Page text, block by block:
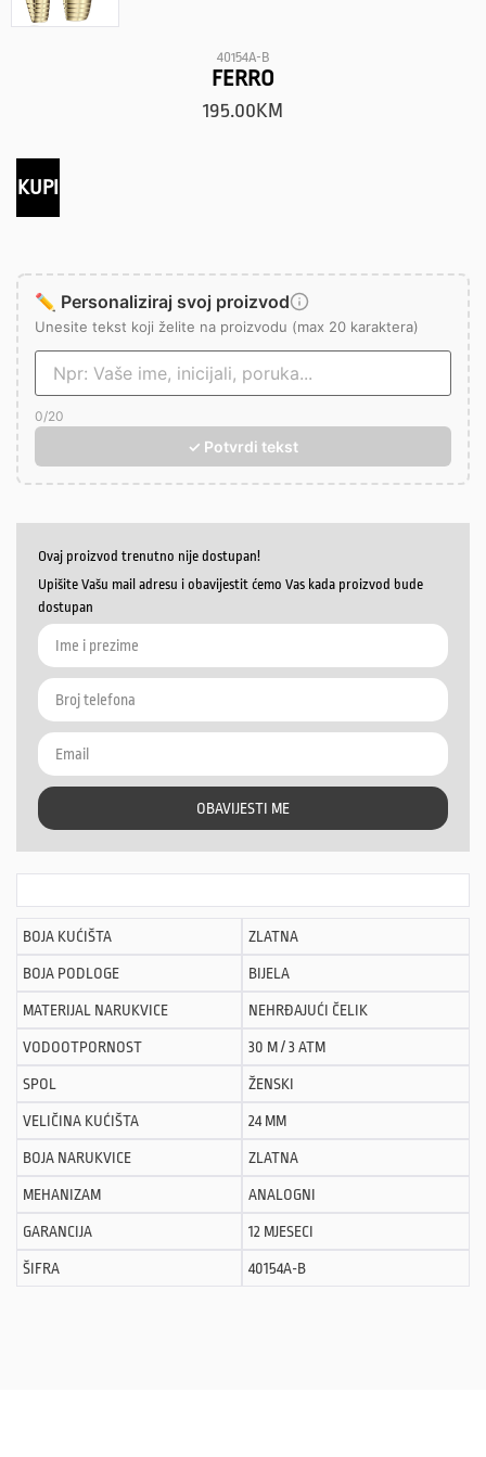
40154A-B
FERRO
195.00KM
KUPI
✏️ Personaliziraj svoj proizvod
Unesite tekst koji želite na proizvodu (max 20 karaktera)
0/20
✓ Potvrdi tekst
Ovaj proizvod trenutno nije dostupan!
Upišite Vašu mail adresu i obavijestit ćemo Vas kada proizvod bude
dostupan
OBAVIJESTI ME
BOJA KUĆIŠTA ZLATNA
BOJA PODLOGE BIJELA
MATERIJAL NARUKVICE NEHRĐAJUĆI ČELIK
VODOOTPORNOST 30 M / 3 ATM
SPOL ŽENSKI
VELIČINA KUĆIŠTA 24 MM
BOJA NARUKVICE ZLATNA
MEHANIZAM ANALOGNI
GARANCIJA 12 MJESECI
ŠIFRA 40154A-B